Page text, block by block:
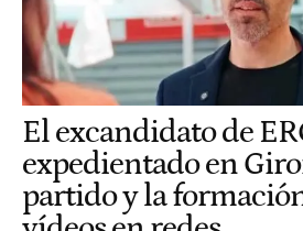
El excandidato de
expedientado en
partido y la